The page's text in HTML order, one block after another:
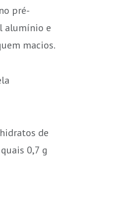
pré-
alumínio e
macios.
de
0,7 g